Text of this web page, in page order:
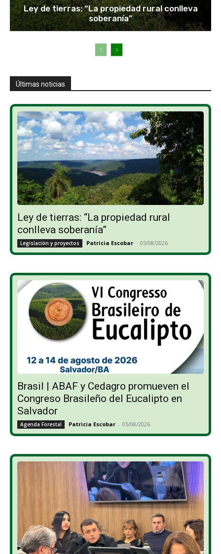
Ley de tierras: “La propiedad rural conlleva
soberanía”
Últimas noticias
Ley de tierras: “La propiedad rural
conlleva soberanía”
Legislación y proyectos Patricia Escobar - 05/08/2026
Brasil | ABAF y Cedagro promueven el
Congreso Brasileño del Eucalipto en
Salvador
Agenda Forestal Patricia Escobar - 05/08/2026